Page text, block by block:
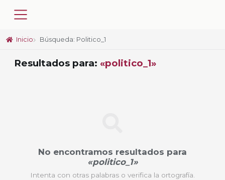
Inicio Búsqueda: Politico_1
Resultados para: «politico_1»
No encontramos resultados para
«politico_1»
Intenta con otras palabras o verifica la ortografía.